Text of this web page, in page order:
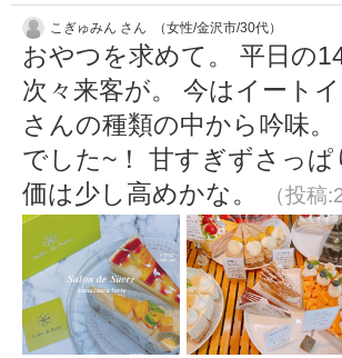
こぎゅみん さん （女性/金沢市/30代）
おやつを求めて。 平日の
次々来客が。 今はイート
さんの種類の中から吟味
でした~！ 甘すぎずさっ
価は少し高めかな。
（投